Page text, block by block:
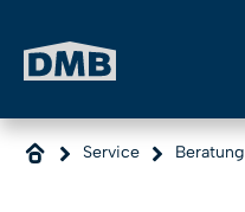
Service Beratung